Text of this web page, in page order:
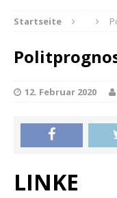
Startseite
12. Februar 2020
LINKE